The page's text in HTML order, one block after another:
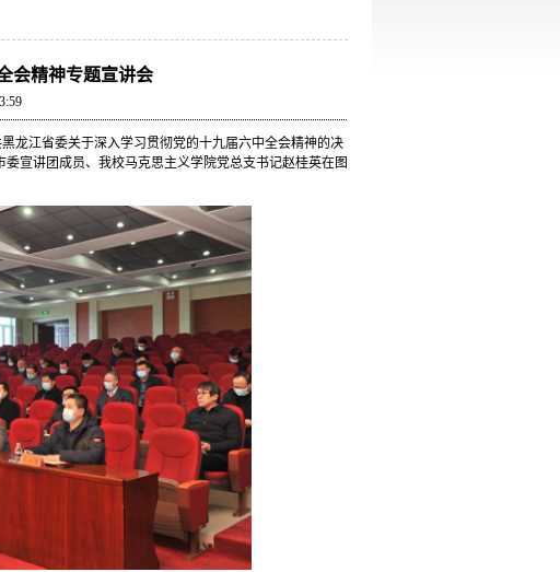
会精神专题宣讲会
龙江省委关于深入学习贯彻党的十九届六中全会精神的决
宣讲团成员、我校马克思主义学院党总支书记赵桂英在图